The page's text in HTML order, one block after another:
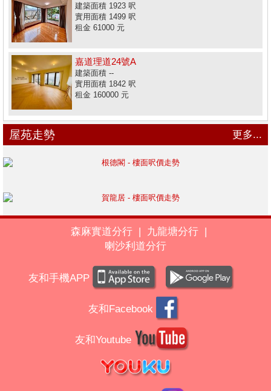
建築面積 1923 呎
實用面積 1499 呎
租金 61000 元
嘉道理道24號A
建築面積 --
實用面積 1842 呎
租金 160000 元
屋苑走勢 更多...
森麻實道分行 | 九龍塘分行
|
喇沙利道分行
友和手機APP
友和Facebook
友和Youtube